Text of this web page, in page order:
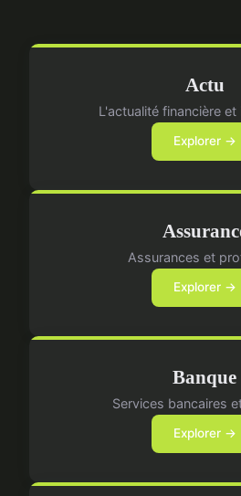
Actu
L'actualité financière
Explorer →
Assurances et
Explorer →
Banque
Services bancaires
Explorer →